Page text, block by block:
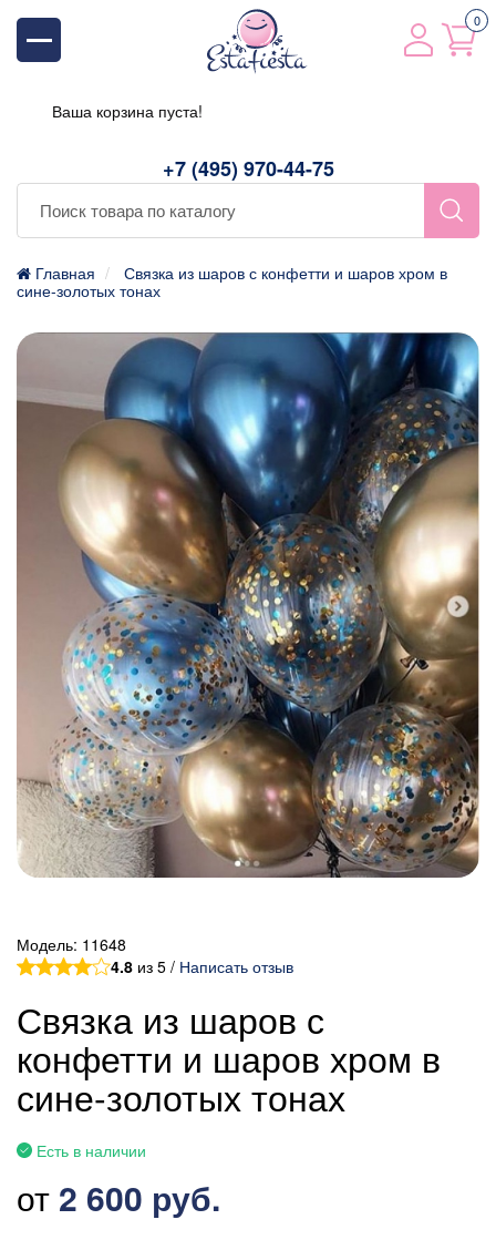
+7 (495) 970-44-75
0
Ваша корзина пуста!
Главная
Связка из шаров с конфетти и шаров хром в
сине-золотых тонах
Модель: 11648
4.8 из 5 / Написать отзыв
Связка из шаров с
конфетти и шаров хром в
сине-золотых тонах
Есть в наличии
от 2 600 руб.